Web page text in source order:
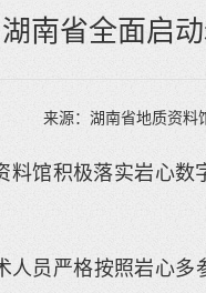
湖南省全面启
来源：湖南省地质资料
料馆积极落实岩心
人员严格按照岩心